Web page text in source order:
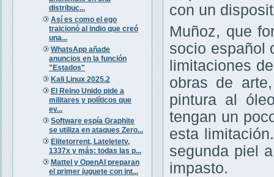
distribuc...
Así es como el ego
traicionó al indio que creó
una...
WhatsApp añade
anuncios en la función
"Estados"
Kali Linux 2025.2
El Reino Unido pide a
militares y políticos que
ev...
Software espía Graphite
se utiliza en ataques Zero...
Elitetorrent, Lateletetv,
1337x y más: todas las p...
Mattel y OpenAI preparan
el primer juguete con int...
con un
Muñoz, que
socio español
limitaciones
obras de
pintura al
tengan un
esta
segunda piel
impasto.